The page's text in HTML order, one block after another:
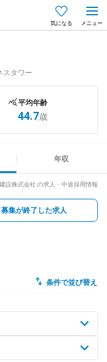
気になる
をご利用される方へ
スタワー
平均年齢
44.7歳
年収
設株式会社 の求人・中途採用情報
募集が終了した求人
条件で並び替え